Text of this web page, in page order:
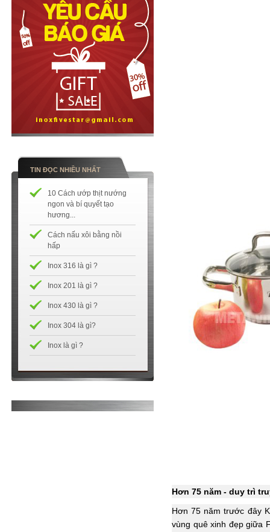
TIN ĐỌC NHIỀU NHẤT
10 Cách ướp thịt nướng
ngon và bí quyết tạo
hương...
Cách nấu xôi bằng nồi
hấp
Inox 316 là gì ?
Inox 201 là gì ?
Inox 430 là gì ?
Inox 304 là gì?
Inox là gì ?
Hơn 75 năm - duy trì
Hơn 75 năm trước đây
vùng quê xinh đẹp giữa